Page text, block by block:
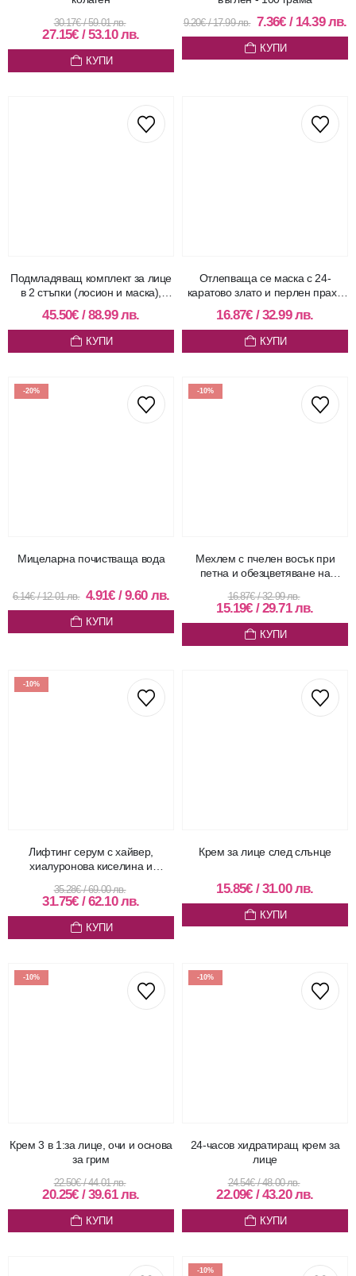
30.17€ /59.01лв.
27.15€ /53.10лв.
КУПИ
9.20€ /17.99лв. 7.36€ / 14.39лв.
КУПИ
Подмладяващ комплект за лице
в 2 стъпки (лосион и маска),
нощна рутина
45.50€ /88.99лв.
КУПИ
Отлепваща се маска с 24-
каратово злато и перлен прах–
30 гр
16.87€ /32.99лв.
КУПИ
-20%
Мицеларна почистваща вода
6.14€ /12.01лв. 4.91€ /9.60 лв.
КУПИ
-10%
Мехлем с пчелен восък при
пeтна и обезцветяване на
16.87€ /32.99лв.
15.19€ /29.71лв.
КУПИ
-10%
Лифтинг серум с хайвер,
хиалуронова киселина и
35.28€ /69.00лв.
31.75€ /62.10лв.
КУПИ
Крем за лице след слънце
15.85€ /31.00лв.
КУПИ
-10%
Крем 3 в 1:за лице, очи и основа
за грим
22.50€ /44.01лв.
20.25€ /39.61лв.
КУПИ
-10%
24-часов хидратиращ крем за
лице
24.54€ /48.00лв.
22.09€ /43.20лв.
КУПИ
-10%